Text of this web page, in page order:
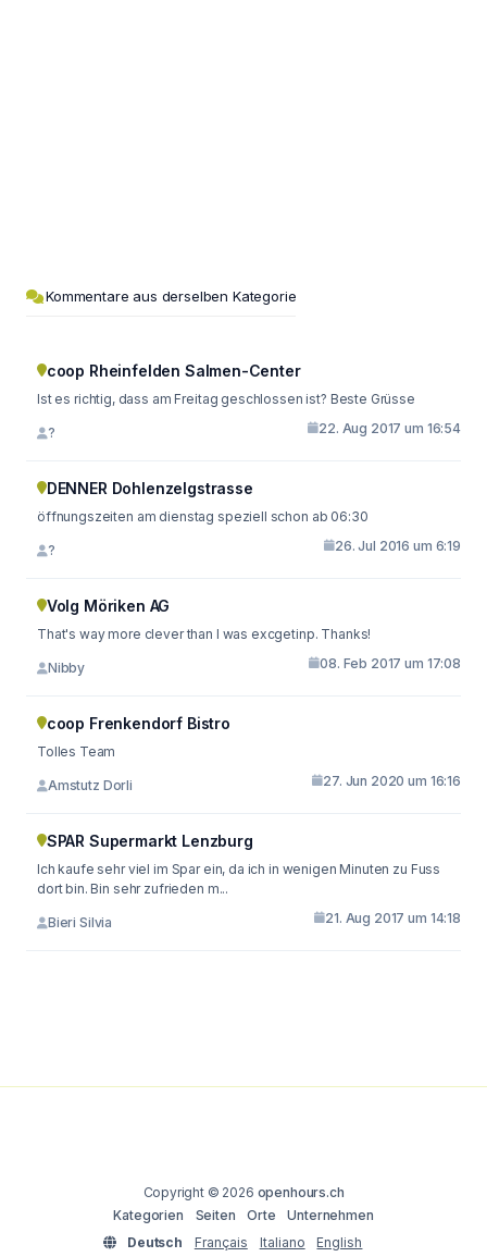
Kommentare aus derselben Kategorie
coop Rheinfelden Salmen-Center
Ist es richtig, dass am Freitag geschlossen ist? Beste Grüsse
? 22. Aug 2017 um 16:54
DENNER Dohlenzelgstrasse
öffnungszeiten am dienstag speziell schon ab 06:30
? 26. Jul 2016 um 6:19
Volg Möriken AG
That's way more clever than I was excgetinp. Thanks!
Nibby 08. Feb 2017 um 17:08
coop Frenkendorf Bistro
Tolles Team
Amstutz Dorli 27. Jun 2020 um 16:16
SPAR Supermarkt Lenzburg
Ich kaufe sehr viel im Spar ein, da ich in wenigen Minuten zu Fuss
dort bin. Bin sehr zufrieden m...
Bieri Silvia 21. Aug 2017 um 14:18
Copyright © 2026 openhours.ch
Kategorien
Seiten Orte
Unternehmen
Deutsch
Français Italiano English